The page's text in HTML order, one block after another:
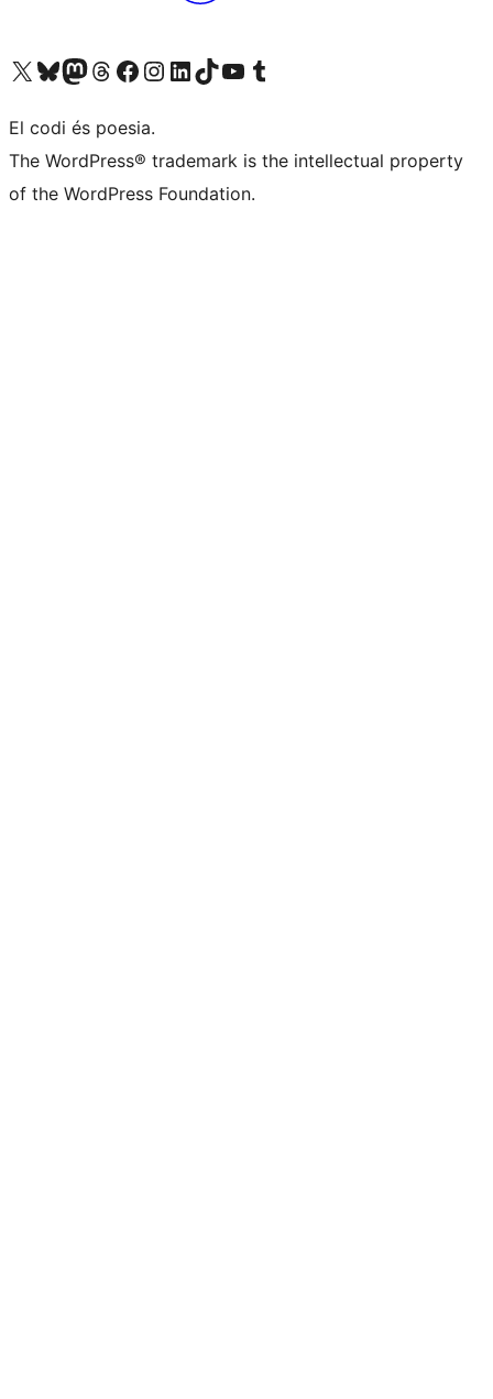
Visiteu el nostre compte X (abans Twitter)
Visiteu el nostre compte de Bluesky
Visiteu el nostre compte al Mastodon
Visiteu el nostre compte de Threads
Visiteu la nostra pàgina al Facebook
Visiteu el nostre compte d'Instagram
Visiteu el nostre compte de LinkedIn
Visiteu el nostre compte de TikTok
Visiteu el nostre canal al YouTube
Visiteu el nostre compte de Tumblr
El codi és poesia.
The WordPress® trademark is the intellectual property
of the WordPress Foundation.